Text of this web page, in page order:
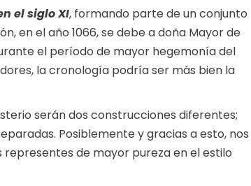
el siglo XI, formando parte de un conjunto
en el año 1066, se debe a doña Mayor de
el período de mayor hegemonía del
la cronología podría ser más bien la
serán dos construcciones diferentes;
Posiblemente y gracias a esto, nos
representes de mayor pureza en el estilo